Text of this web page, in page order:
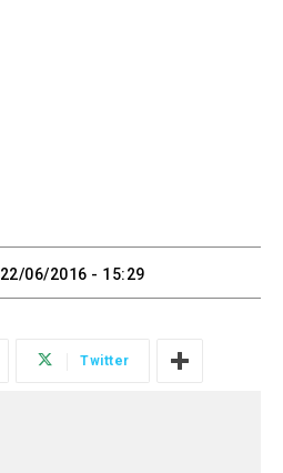
22/06/2016 - 15:29
Twitter